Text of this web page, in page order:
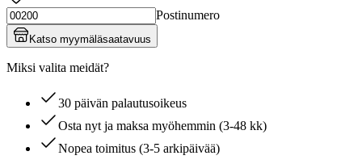
Postinumero
Katso myymäläsaatavuus
Miksi valita meidät?
30 päivän palautusoikeus
Osta nyt ja maksa myöhemmin (3-48 kk)
Nopea toimitus (3-5 arkipäivää)